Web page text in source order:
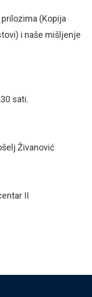
(Kopija
i naše mišljenje
sati.
Živanović
II